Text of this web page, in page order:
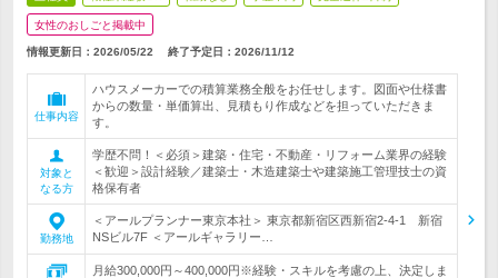
女性のおしごと掲載中
情報更新日：2026/05/22 終了予定日： 2026/11/12
仕事内容
ハウスメーカーでの積算業務全般をお任せします。図面や仕様書
からの数量・単価算出、見積もり作成などを担っていただきま
す。
対象と
なる方
学歴不問！＜必須＞建築・住宅・不動産・リフォーム業界の経験
＜歓迎＞設計経験／建築士・木造建築士や建築施工管理技士の資
格保有者
勤務地
＜アールプランナー東京本社＞ 東京都新宿区西新宿2-4-1 新宿
NSビル7F ＜アールギャラリー…
月給300,000円～400,000円※経験・スキルを考慮の上、決定しま